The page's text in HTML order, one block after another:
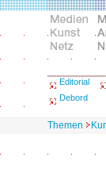
Editorial
Debord
Themen